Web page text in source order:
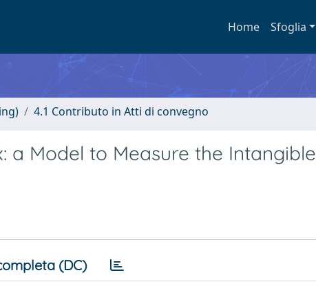
Home Sfoglia
4.1 Contributo in Atti di convegno
a Model to Measure the Intangible
(DC)